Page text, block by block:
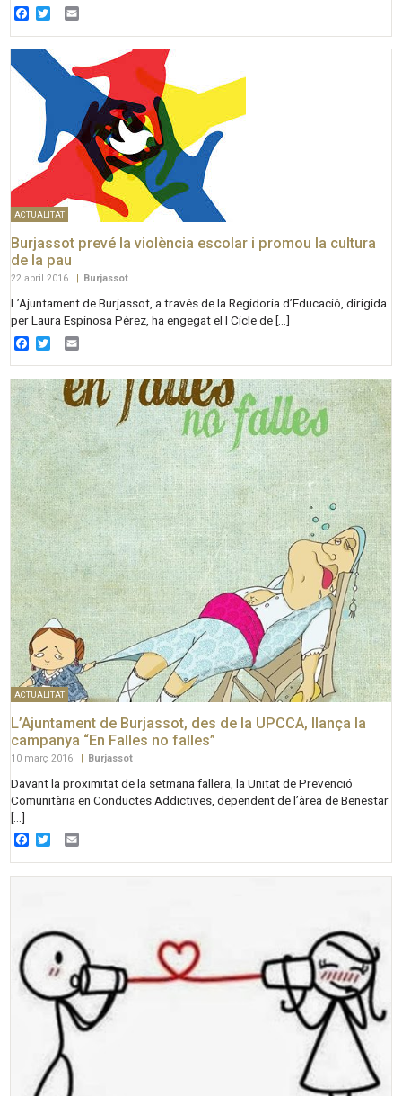
Facebook
Twitter
ACTUALITAT
Burjassot prevé la violència escolar i promou la cultura
de la pau
22 abril 2016 | Burjassot
L’Ajuntament de Burjassot, a través de la Regidoria d’Educació, dirigida
per Laura Espinosa Pérez, ha engegat el I Cicle de […]
Facebook
Twitter
ACTUALITAT
L’Ajuntament de Burjassot, des de la UPCCA, llança la
campanya “En Falles no falles”
10 març 2016 | Burjassot
Davant la proximitat de la setmana fallera, la Unitat de Prevenció
Comunitària en Conductes Addictives, dependent de l’àrea de Benestar
[…]
Facebook
Twitter